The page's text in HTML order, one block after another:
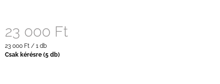
23 000 Ft
Egységár:
23 000 Ft / 1 db
Csak kérésre (5 db)